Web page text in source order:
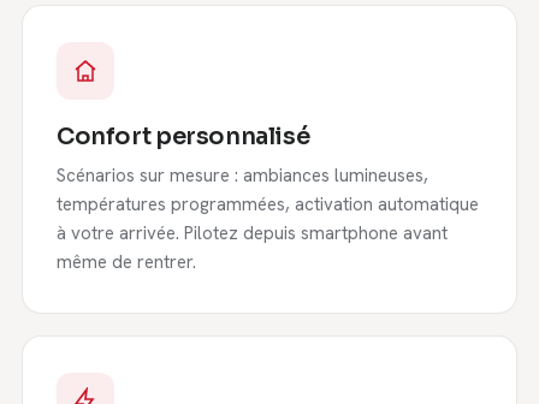
Confort personnalisé
Scénarios sur mesure : ambiances lumineuses,
températures programmées, activation automatique
à votre arrivée. Pilotez depuis smartphone avant
même de rentrer.